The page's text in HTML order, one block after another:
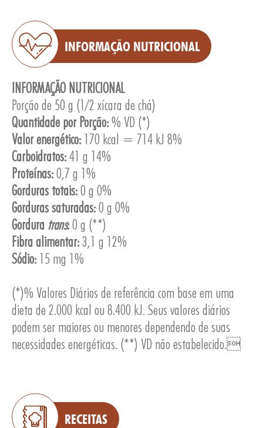
INFORMAÇÃO NUTRICIONAL
INFORMAÇÃO NUTRICIONAL
Porção de 50 g (1/2 xícara de chá)
Quantidade por Porção:% VD (*)
Valor energético: 170 kcal = 714 kJ 8%
Carboidratos:41 g 14%
Proteínas:0,7 g 1%
Gorduras totais:0 g 0%
Gorduras saturadas:0 g 0%
Gordura trans:0 g (**)
Fibra alimentar:3,1 g 12%
Sódio: 15 mg 1%
(*)% Valores Diários de referência com base em uma
dieta de 2.000 kcal ou 8.400 kJ. Seus valores diários
podem ser maiores ou menores dependendo de suas
necessidades energéticas. (**) VD não estabelecido.
RECEITAS